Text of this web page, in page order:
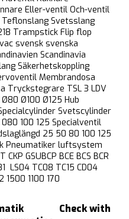
Eller-ventil Och-ventil
Svetsslang
Trampstick Flip flop
svensk svenska
Scandinavia
Säkerhetskoppling
Membrandosa
Tryckstegrare TSL 3 LDV
Ø100 Ø125 Hub
Svetscylinder
100 125 Specialventil
25 50 80 100 125
Pneumatiker luftsystem
CKP GSUBCP BCE BCS BCR
LS04 TC08 TC15 CD04
1500 1100 170
Check with